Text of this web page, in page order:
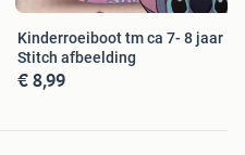
Kinderroeiboot tm ca 7- 8 jaar
Stitch afbeelding
€ 8,99